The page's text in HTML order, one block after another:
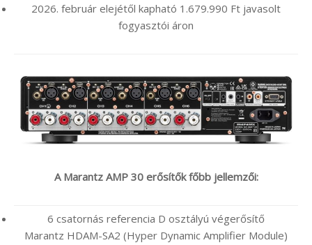
2026. február elejétől kapható 1.679.990 Ft javasolt
fogyasztói áron
A Marantz AMP 30 erősítők főbb jellemzői:
6 csatornás referencia D osztályú végerősítő
Marantz HDAM-SA2 (Hyper Dynamic Amplifier Module)